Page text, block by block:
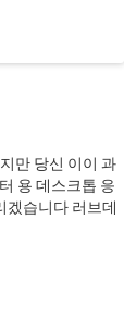
만 당신 이이 과
용 데스크톱 응
겠습니다 러브데